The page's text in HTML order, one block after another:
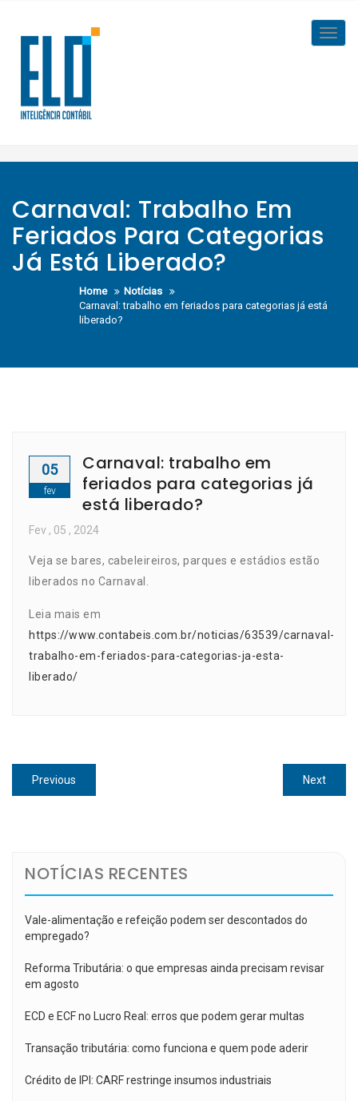
content
Carnaval: Trabalho Em
Feriados Para Categorias
Já Está Liberado?
Home
Notícias
Carnaval: trabalho em feriados para categorias já está
liberado?
05
fev
Carnaval: trabalho em
feriados para categorias já
está liberado?
Fev , 05 , 2024
Veja se bares, cabeleireiros, parques e estádios estão
liberados no Carnaval.
Leia mais em
https://www.contabeis.com.br/noticias/63539/carnaval-
trabalho-em-feriados-para-categorias-ja-esta-
liberado/
Navegação
de
Previous
post:
NextNext
post:
NOTÍCIAS RECENTES
Vale-alimentação e refeição podem ser descontados do
empregado?
Reforma Tributária: o que empresas ainda precisam revisar
em agosto
ECD e ECF no Lucro Real: erros que podem gerar multas
Transação tributária: como funciona e quem pode aderir
Crédito de IPI: CARF restringe insumos industriais